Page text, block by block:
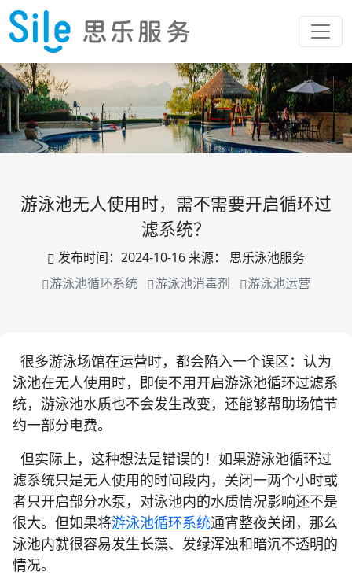
游泳池无人使用时，需不需要开启循环过
滤系统？
发布时间： 2024-10-16 来源：
思乐泳池服务
游泳池循环系统
游泳池消毒剂 游泳池运营
很多游泳场馆在运营时，都会陷入一个误区：认为
泳池在无人使用时，即使不用开启游泳池循环过滤系
统，游泳池水质也不会发生改变，还能够帮助场馆节
约一部分电费。
但实际上，这种想法是错误的！如果游泳池循环过
滤系统只是无人使用的时间段内，关闭一两个小时或
者只开启部分水泵，对泳池内的水质情况影响还不是
很大。但如果将游泳池循环系统通宵整夜关闭，那么
泳池内就很容易发生长藻、发绿浑浊和暗沉不透明的
情况。